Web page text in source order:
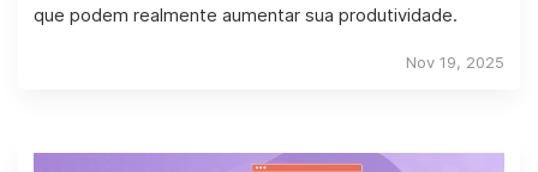
que podem realmente aumentar sua produtividade.
Nov 19, 2025